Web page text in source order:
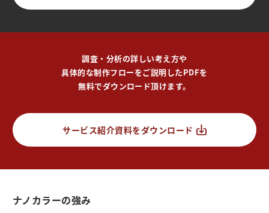
調査・分析の詳しい考え方や
具体的な制作フローをご説明したPDFを
無料でダウンロード頂けます。
サービス紹介資料をダウンロード
ナノカラーの強み